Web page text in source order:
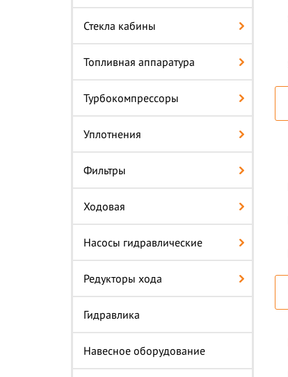
Стекла кабины
Топливная аппаратура
Турбокомпрессоры
Уплотнения
Фильтры
Ходовая
Насосы гидравлические
Редукторы хода
Гидравлика
Навесное оборудование